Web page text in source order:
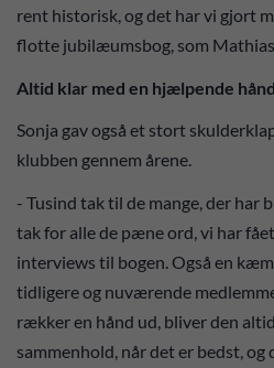
rent historisk, og det har vi gjort
flotte jubilæumsbog, som
Altid klar med en hjælpende hånd
Sonja gav også et stort
klubben gennem årene.
- Tusind tak til de mange, der har
tak for alle de pæne ord, vi har
interviews til bogen. Også en
tidligere og nuværende
rækker en hånd ud, bliver den
sammenhold, når det er bedst,